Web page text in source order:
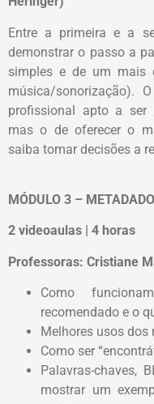
Entre a primeira e a
demonstrar o passo a
simples e de um mais
música/sonorização).
profissional apto a ser
mas o de oferecer o
saiba tomar decisões a
MÓDULO 3 –
2 videoaulas | 4 horas
Professoras: Cristiane
Como
recomendado e o
Melhores usos dos
Como ser
Palavras-chaves,
mostrar um